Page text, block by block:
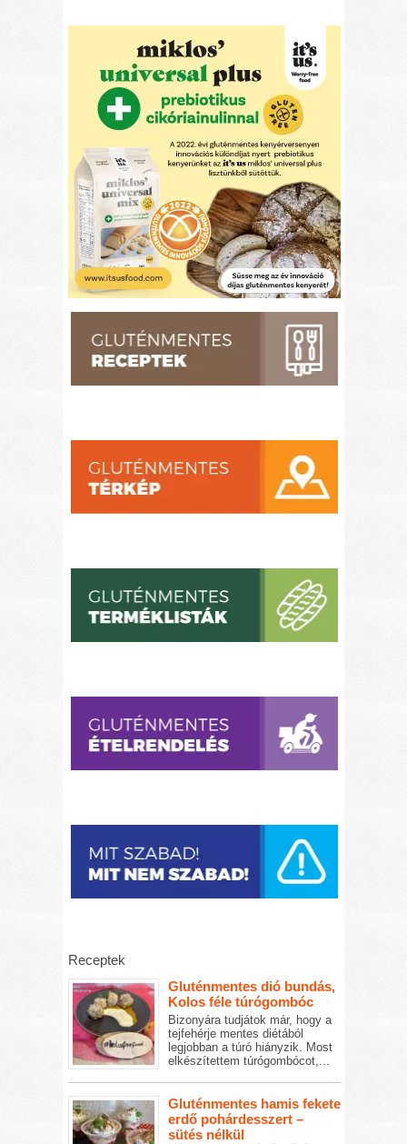
Receptek
Gluténmentes dió bundás,
Kolos féle túrógombóc
Bizonyára tudjátok már, hogy a
tejfehérje mentes diétából
legjobban a túró hiányzik. Most
elkészítettem túrógombócot,...
Gluténmentes hamis fekete
erdő pohárdesszert –
sütés nélkül